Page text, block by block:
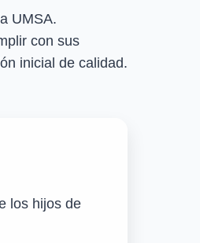
UMSA.
con sus
inicial de calidad.
los hijos de